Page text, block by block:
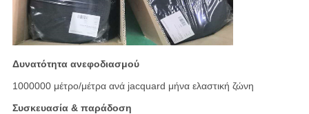
Δυνατότητα ανεφοδιασμού
1000000 μέτρο/μέτρα ανά jacquard μήνα ελαστική ζώνη
Συσκευασία & παράδοση